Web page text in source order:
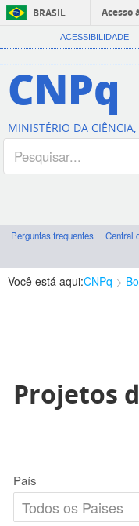
BRASIL
Acesso
ACESSIBILIDADE
CNPq
MINISTÉRIO DA
Perguntas frequentes Central
Você está aqui:CNPq
Projetos
País